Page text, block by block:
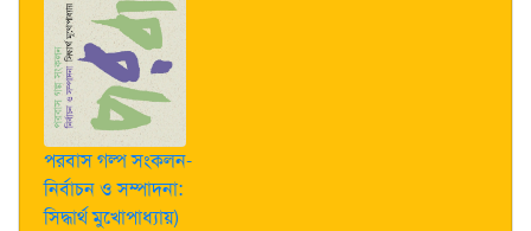
পরবাস গল্প সংকলন-
নির্বাচন ও সম্পাদনা:
সিদ্ধার্থ মুখোপাধ্যায়)